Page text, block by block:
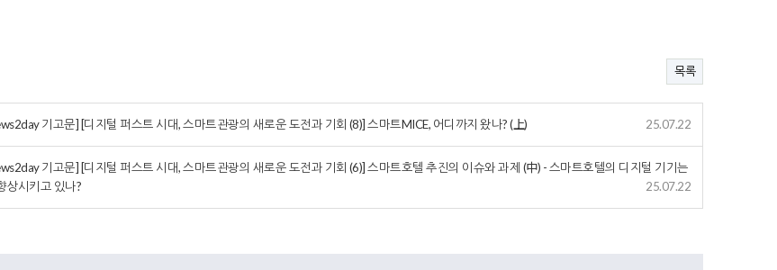
목록
기고문] [디지털 퍼스트 시대, 스마트관광의 새로운 도전과 기회 (8)] 스마트MICE, 어디까지 왔나? (上) 25.07.22
기고문] [디지털 퍼스트 시대, 스마트관광의 새로운 도전과 기회 (6)] 스마트호텔 추진의 이슈와 과제 (中) - 스마트호텔의 디지털 기기는
상시키고 있나?
25.07.22